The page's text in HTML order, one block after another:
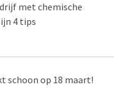
met chemische
4 tips
schoon op 18 maart!